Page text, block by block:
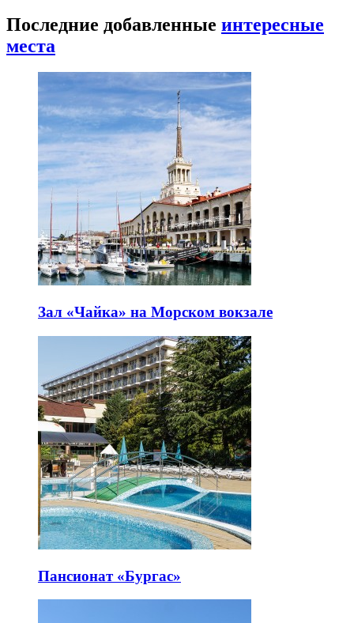
Последние добавленные интересные
места
Зал «Чайка» на Морском вокзале
Пансионат «Бургас»